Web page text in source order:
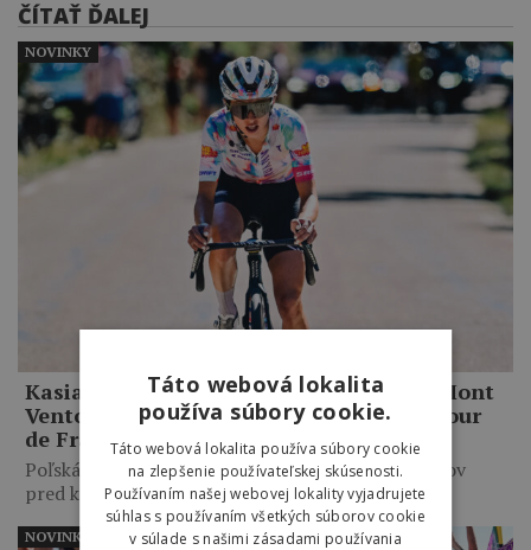
ČÍTAŤ ĎALEJ
Kasia Niewiadoma ovládla legendárny Mont
Ventoux. Po neuveriteľnom výkone na Tour
de France Femmes ide do žltého dresu
Poľská pretekárka zaútočila necelých 10 kilometrov
pred koncom etapy a…
NOVINKY
NOVINKY
Táto webová lokalita
používa súbory cookie.
Táto webová lokalita používa súbory cookie
na zlepšenie používateľskej skúsenosti.
Používaním našej webovej lokality vyjadrujete
súhlas s používaním všetkých súborov cookie
v súlade s našimi zásadami používania